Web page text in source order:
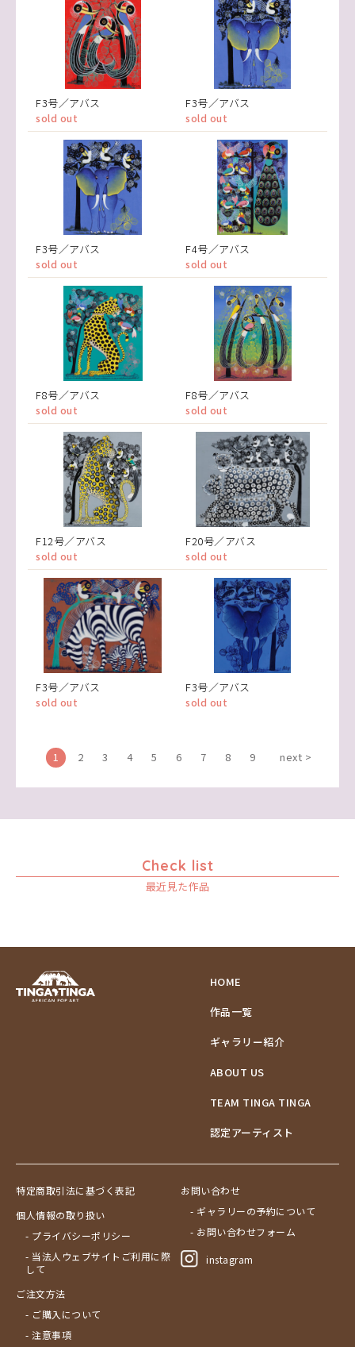
F3号／アバス
sold out
F3号／アバス
sold out
F3号／アバス
sold out
F4号／アバス
sold out
F8号／アバス
sold out
F8号／アバス
sold out
F12号／アバス
sold out
F20号／アバス
sold out
F3号／アバス
sold out
F3号／アバス
sold out
1 2 3 4 5 6 7 8 9 next >
Check list
最近見た作品
HOME
作品一覧
ギャラリー紹介
ABOUT US
TEAM TINGA TINGA
認定アーティスト
特定商取引法に基づく表記
個人情報の取り扱い
- プライバシーポリシー
- 当法人ウェブサイトご利用に際
して
ご注文方法
- ご購入について
- 注意事項
お問い合わせ
- ギャラリーの予約について
- お問い合わせフォーム
instagram